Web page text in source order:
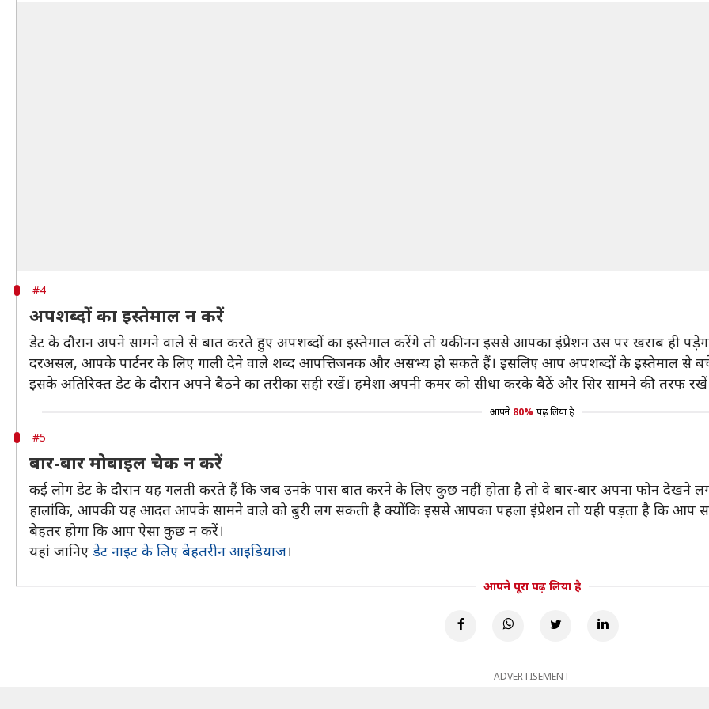
#4
अपशब्दों का इस्तेमाल न करें
डेट के दौरान अपने सामने वाले से बात करते हुए अपशब्दों का इस्तेमाल करेंगे तो यकीनन इससे आपका इंप्रेशन उस पर खराब ही
दरअसल, आपके पार्टनर के लिए गाली देने वाले शब्द आपत्तिजनक और असभ्य हो सकते हैं। इसलिए आप अपशब्दों के इस्तेमाल से
इसके अतिरिक्त डेट के दौरान अपने बैठने का तरीका सही रखें। हमेशा अपनी कमर को सीधा करके बैठें और सिर सामने की तरफ
आपने 80% पढ़ लिया है
#5
बार-बार मोबाइल चेक न करें
कई लोग डेट के दौरान यह गलती करते हैं कि जब उनके पास बात करने के लिए कुछ नहीं होता है तो वे बार-बार अपना फोन देखने
हालांकि, आपकी यह आदत आपके सामने वाले को बुरी लग सकती है क्योंकि इससे आपका पहला इंप्रेशन तो यही पड़ता है कि आप
बेहतर होगा कि आप ऐसा कुछ न करें।
यहां जानिए डेट नाइट के लिए बेहतरीन आइडियाज।
आपने पूरा पढ़ लिया है
ADVERTISEMENT